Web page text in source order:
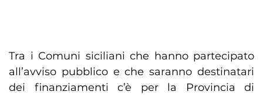
Tra i Comuni siciliani che hanno partecipato
all’avviso pubblico e che saranno destinatari
dei finanziamenti c’è per la Provincia di